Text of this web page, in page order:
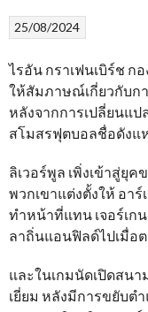
25/08/2024
ไรอัน กราเฟนเบิร์ช ก
ให้สัมภาษณ์เกี่ยวกับก
หลังจากการเปลี่ยนแป
สโมสรฟุตบอลชื่อดังแ
ลิเวอร์พูล เพิ่งเข้าสู่ยุ
พวกเขาแต่งตั้งให้ อาร์
ทำหน้าที่แทน เจอร์เก
ลาถิ่นแอนฟิลด์ไปเมื่อ
และในเกมนัดเปิดสนา
เยี่ยม หลังมีการขยับต